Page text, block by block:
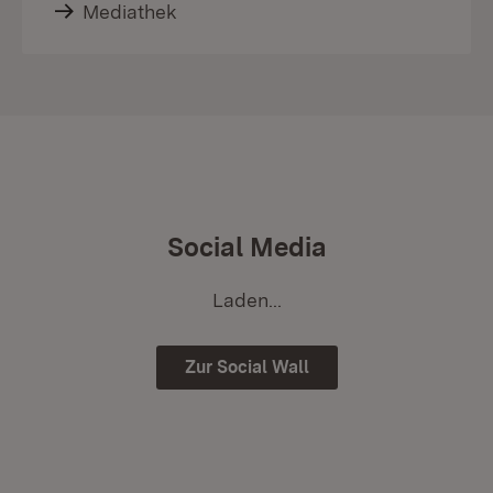
Mediathek
Social Media
Laden...
Zur Social Wall